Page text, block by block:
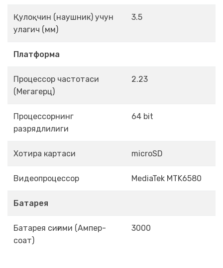
Қулоқчин (наушник) учун
улагич (мм)
3.5
Платформа
Процессор частотаси
(Мегагерц)
2.23
Процессорнинг
разрядлилиги
64 bit
Хотира картаси microSD
Видеопроцессор MediaTek MTK6580
Батарея
Батарея сиғими (Ампер-
соат)
3000